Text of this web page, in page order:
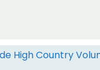
High Country